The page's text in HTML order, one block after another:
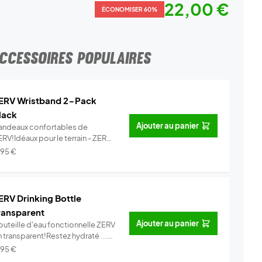
ÉCONOMISER 60% 22,00 €
POPULAIRES
Wristband 2-Pack
confortables de
pour le terrain - ZERV
€
Ajouter au panier
Drinking Bottle
d'eau fonctionnelle ZERV
transparent!Restez hydraté ...
Info€
Ajouter au panier